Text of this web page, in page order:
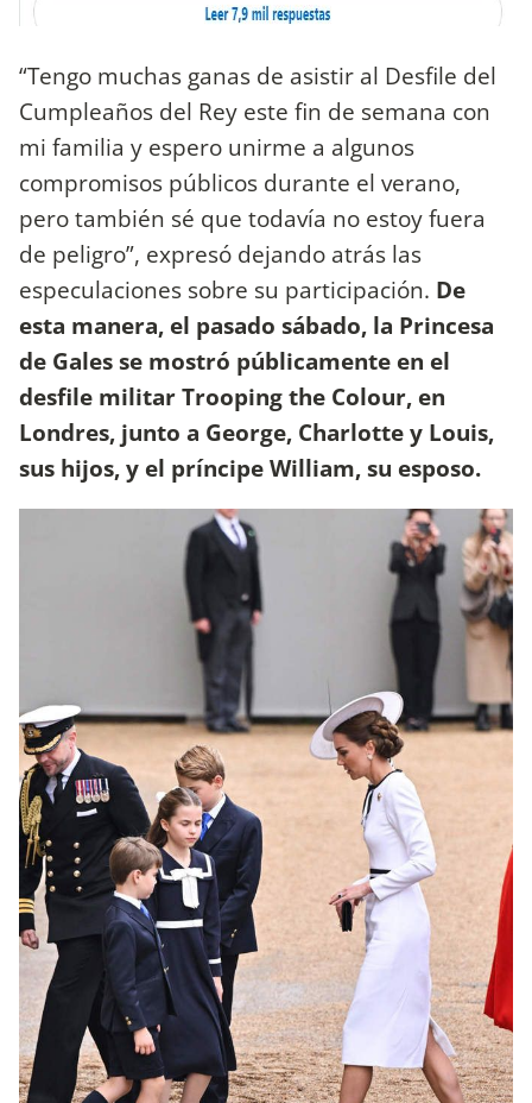
“Tengo muchas ganas de asistir al Desfile del
Cumpleaños del Rey este fin de semana con
mi familia y espero unirme a algunos
compromisos públicos durante el verano,
pero también sé que todavía no estoy fuera
de peligro”, expresó dejando atrás las
especulaciones sobre su participación. De
esta manera, el pasado sábado, la Princesa
de Gales se mostró públicamente en el
desfile militar Trooping the Colour, en
Londres, junto a George, Charlotte y Louis,
sus hijos, y el príncipe William, su esposo.